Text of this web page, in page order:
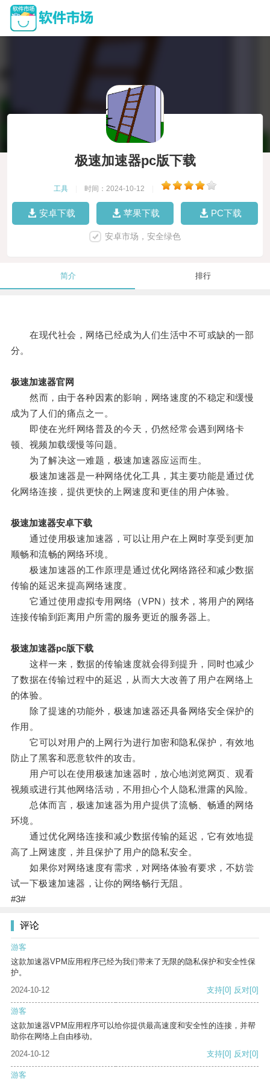
极速加速器pc版下载
工具 时间：2024-10-12
安卓下载 苹果下载 PC下载
安卓市场，安全绿色
简介 排行
在现代社会，网络已经成为人们生活中不可或缺的一部
分。
极速加速器官网
然而，由于各种因素的影响，网络速度的不稳定和缓慢
成为了人们的痛点之一。
即使在光纤网络普及的今天，仍然经常会遇到网络卡
顿、视频加载缓慢等问题。
为了解决这一难题，极速加速器应运而生。
极速加速器是一种网络优化工具，其主要功能是通过优
化网络连接，提供更快的上网速度和更佳的用户体验。
极速加速器安卓下载
通过使用极速加速器，可以让用户在上网时享受到更加
顺畅和流畅的网络环境。
极速加速器的工作原理是通过优化网络路径和减少数据
传输的延迟来提高网络速度。
它通过使用虚拟专用网络（VPN）技术，将用户的网络
连接传输到距离用户所需的服务更近的服务器上。
极速加速器pc版下载
这样一来，数据的传输速度就会得到提升，同时也减少
了数据在传输过程中的延迟，从而大大改善了用户在网络上
的体验。
除了提速的功能外，极速加速器还具备网络安全保护的
作用。
它可以对用户的上网行为进行加密和隐私保护，有效地
防止了黑客和恶意软件的攻击。
用户可以在使用极速加速器时，放心地浏览网页、观看
视频或进行其他网络活动，不用担心个人隐私泄露的风险。
总体而言，极速加速器为用户提供了流畅、畅通的网络
环境。
通过优化网络连接和减少数据传输的延迟，它有效地提
高了上网速度，并且保护了用户的隐私安全。
如果你对网络速度有需求，对网络体验有要求，不妨尝
试一下极速加速器，让你的网络畅行无阻。
#3#
评论
游客
这款加速器VPM应用程序已经为我们带来了无限的隐私保护和安全性保
护。
2024-10-12
支持[0] 反对[0]
游客
这款加速器VPM应用程序可以给你提供最高速度和安全性的连接，并帮
助你在网络上自由移动。
2024-10-12
支持[0] 反对[0]
游客